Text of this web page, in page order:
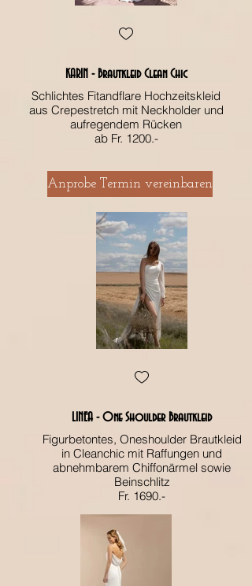
KARIN - Brautkleid Clean Chic
Schlichtes Fitandflare Hochzeitskleid
aus Crepestretch mit Neckholder und
aufregendem Rücken
ab Fr. 1200.-
Anprobe Termin vereinbaren
LINEA - One Shoulder Brautkleid
Figurbetontes, Oneshoulder Brautkleid
in Cleanchic mit Raffungen und
abnehmbarem Chiffonärmel sowie
Beinschlitz
Fr. 1690.-